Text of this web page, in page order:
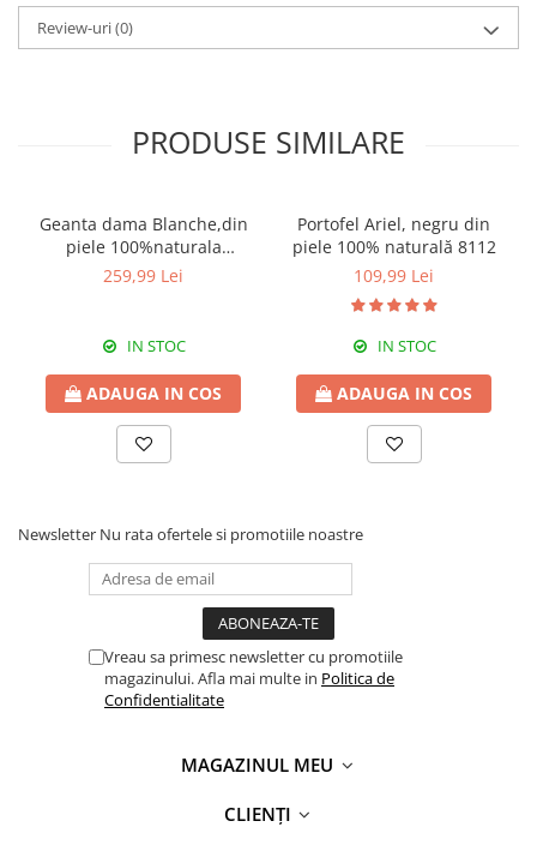
Review-uri(0)
PRODUSE SIMILARE
Geanta dama Blanche,din
piele 100%naturala
Italia,8246,negru
259,99 Lei
IN STOC
ADAUGA IN COS
Portofel Ariel, negru din
piele 100% naturală 8112
109,99 Lei
IN STOC
ADAUGA IN COS
Newsletter Nu rata ofertele si promotiile noastre
Vreau sa primesc newsletter cu promotiile
magazinului. Afla mai multe in Politica de
Confidentialitate
MAGAZINUL MEU
CLIENȚI